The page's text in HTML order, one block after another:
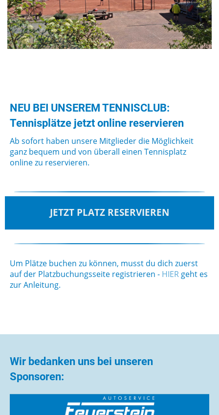
NEU BEI UNSEREM TENNISCLUB:
Tennisplätze jetzt online reservieren
Ab sofort haben unsere Mitglieder die Möglichkeit
ganz bequem und von überall einen Tennisplatz
online zu reservieren.
JETZT PLATZ RESERVIEREN
Um Plätze buchen zu können, musst du dich zuerst
auf der Platzbuchungsseite registrieren - HIER geht es
zur Anleitung.
Wir bedanken uns bei unseren
Sponsoren: